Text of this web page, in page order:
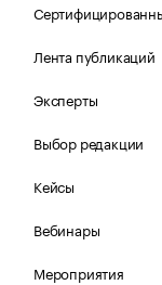
Лента публикаций
Эксперты
Выбор редакции
Кейсы
Вебинары
Мероприятия